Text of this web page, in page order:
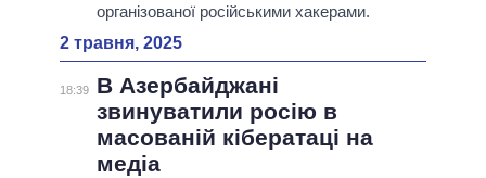
організованої російськими хакерами.
2 травня, 2025
18:39
В Азербайджані
звинуватили росію в
масованій кібератаці на
медіа